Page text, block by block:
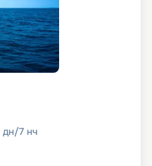
дн/7 нч